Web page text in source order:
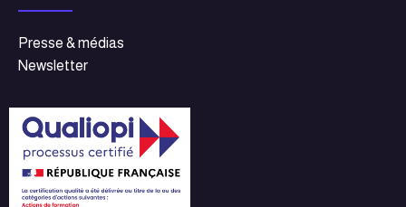
Presse & médias
Newsletter